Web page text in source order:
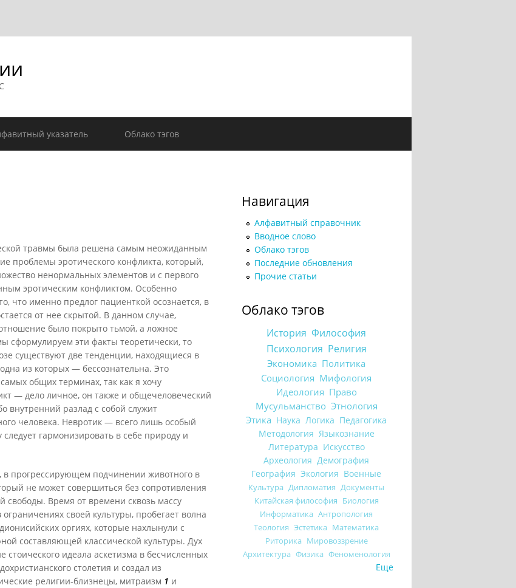
указатель Облако тэгов
травмы была решена самым неожиданным
проблемы эротического конфликта, который,
ненормальных элементов и с первого
эротическим конфликтом. Особенно
что именно предлог пациенткой осознается, в
от нее скрытой. В данном случае,
было покрыто тьмой, а ложное
сформулируем эти факты теоретически, то
существуют две тенденции, находящиеся в
из которых — бессознательна. Это
общих терминах, так как я хочу
— дело личное, он также и общечеловеческий
внутренний разлад с собой служит
человека. Невротик — всего лишь особый
гармонизировать в себе природу и
в прогрессирующем подчинении животного в
не может совершиться без сопротивления
Время от времени сквозь массу
своей культуры, пробегает волна
оргиях, которые нахлынули с
составляющей классической культуры. Дух
стоического идеала аскетизма в бесчисленных
столетия и создал из
религии-близнецы, митраизм 1 и
Навигация
Алфавитный справочник
Вводное слово
Облако тэгов
Последние обновления
Прочие статьи
Облако тэгов
История Философия
Психология Религия
Экономика Политика
Социология Мифология
Идеология Право
Мусульманство Этнология
Этика Наука Логика Педагогика
Методология Языкознание
Литература Искусство
Археология Демография
География Экология Военные
Культура Дипломатия Документы
Китайская философия Биология
Информатика Антропология
Теология Эстетика Математика
Риторика Мировоззрение
Архитектура Физика Феноменология
Еще